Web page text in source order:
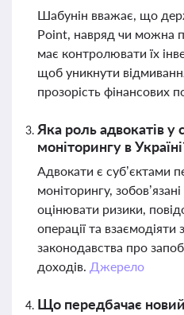
Шабунін вважає, що
Point, навряд чи можна
має контролювати їх
щоб уникнути
прозорість фінансових
Яка роль адвокатів у
моніторингу в
Адвокати є суб’єктами
моніторингу,
оцінювати ризики,
операції та
законодавства про
доходів. Джерело
Що передбачає